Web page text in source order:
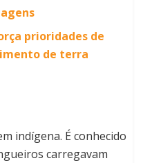
prioridades de
de terra
indígena. É conhecido
carregavam